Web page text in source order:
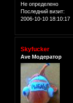
Не определено
Последний визит:
2006-10-10 18:10:17
Skyfucker
Ave Модератор